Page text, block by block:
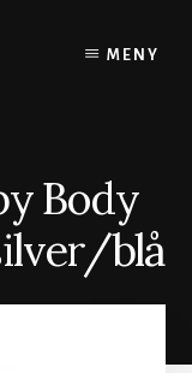
MENY
Body
blå